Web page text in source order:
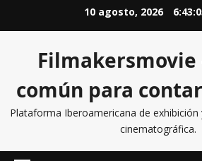
10 agosto, 2026
Filmakersmovie
común para
Plataforma Iberoamericana de
cinematográfica.